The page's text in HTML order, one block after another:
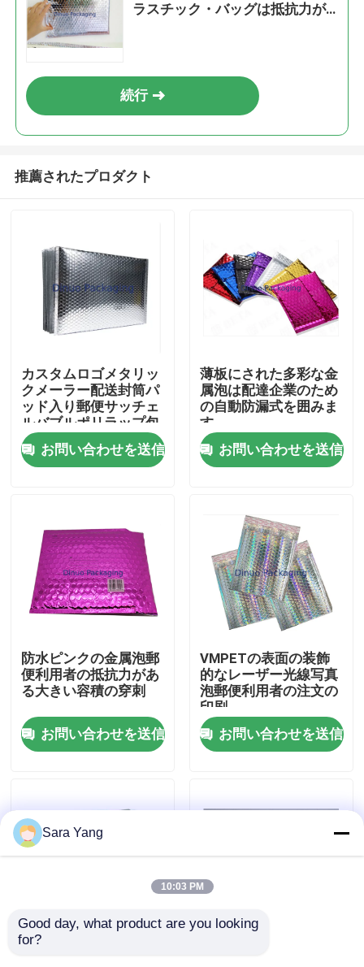
製品
ビデオ
わたしたち に つい て
工場見学
品質管理
ニュース
ラスチック・バッグは抵抗力が
続行
推薦されたプロダクト
カスタムロゴメタリッ
クメーラー配送封筒パ
ッド入り郵便サッチェ
ルバブルポリラップ包
装メーリングバッグ
お問い合わせを送信
薄板にされた多彩な金
属泡は配達企業のため
の自動防漏式を囲みま
す
お問い合わせを送信
防水ピンクの金属泡郵
便利用者の抵抗力があ
る大きい容積の穿刺
お問い合わせを送信
VMPETの表面の装飾
的なレーザー光線写真
泡郵便利用者の注文の
印刷
お問い合わせを送信
配送 包装 ホログラフ
Sara Yang
10:03 PM
Good day, what product are you looking
for?